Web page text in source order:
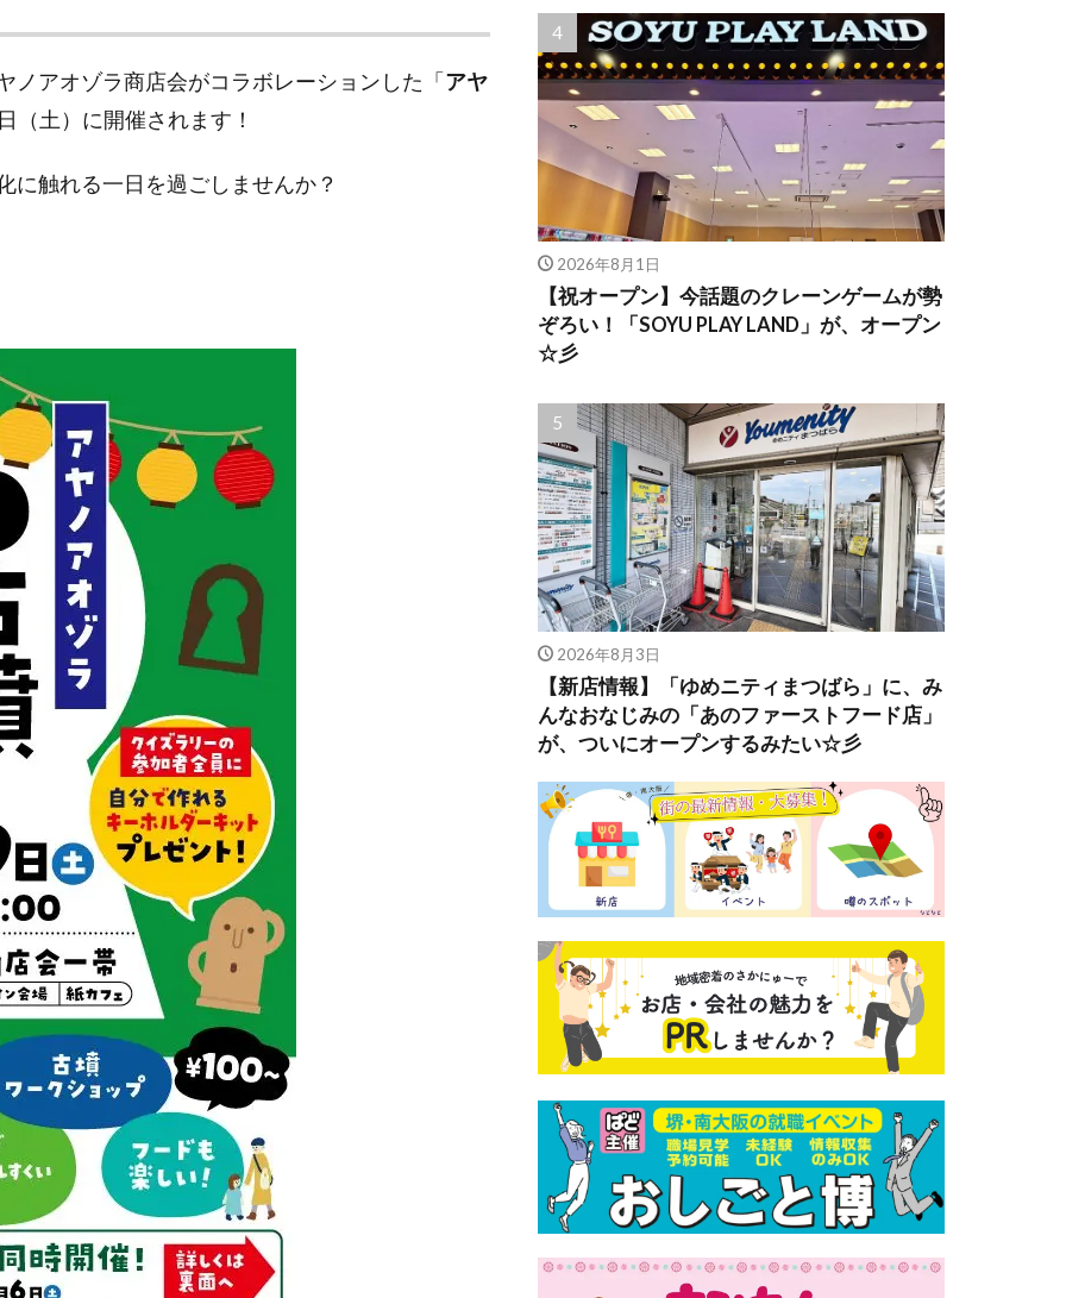
ノアオゾラ商店会がコラボレーションした「アヤ
（土）に開催されます！
に触れる一日を過ごしませんか？
2026年8月1日
【祝オープン】今話題のクレーンゲームが勢
ぞろい！「SOYU PLAY LAND」が、オープン
☆彡
2026年8月3日
【新店情報】「ゆめニティまつばら」に、み
んなおなじみの「あのファーストフード店」
が、ついにオープンするみたい☆彡